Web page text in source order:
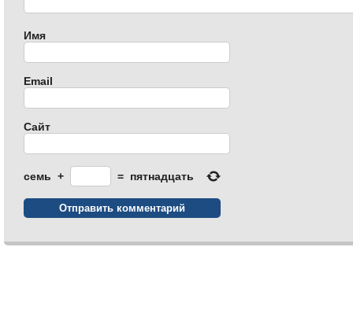
Имя
Email
Сайт
семь + = пятнадцать